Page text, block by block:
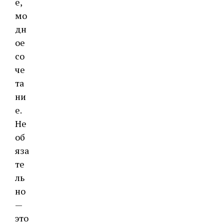
мо
дн
ое
со
че
та
ни
е.
Не
об
яза
те
ль
но
—
это